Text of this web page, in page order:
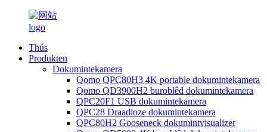
Thús
Produkten
Dokumintekamera
Qomo QPC80H3 4K portable dokumintekamera
Qomo QD3900H2 buroblêd dokumintekamera
QPC20F1 USB dokumintekamera
QPC28 Draadloze dokumintekamera
QPC80H2 Gooseneck dokumintvisualizer